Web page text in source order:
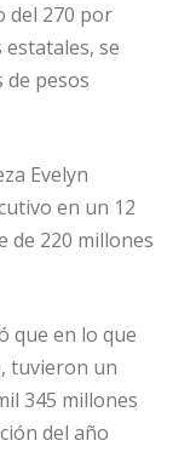
del 270 por
se
de pesos
Evelyn
en un 12
de 220 millones
que en lo que
tuvieron un
345 millones
del año